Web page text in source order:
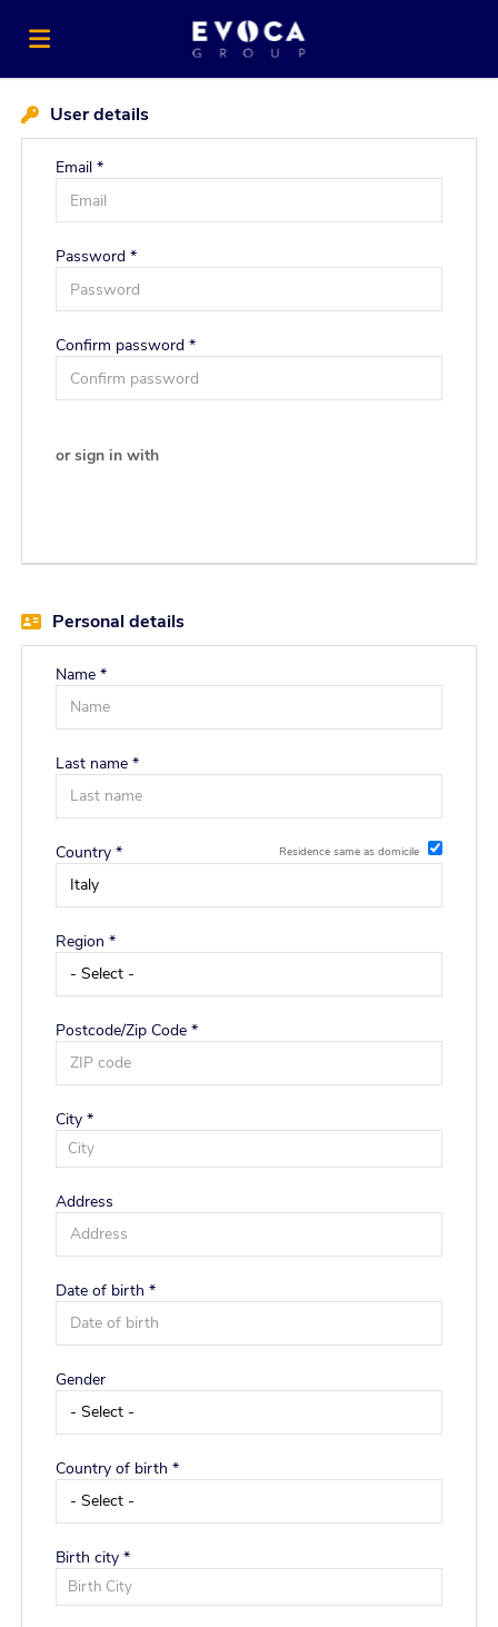
Home
Job
list
Upload
your
Login
DE
ES
PT
User details
Email *
Password *
Confirm password *
or sign in with
Personal details
Name *
Last name *
Country * Residence same as domicile
Region *
Postcode/Zip Code *
City *
City
Address
Residence country *
Residence region *
Residence zip code
Residence city
Residence City
Date of birth *
Gender
Country of birth *
Birth city *
Birth City